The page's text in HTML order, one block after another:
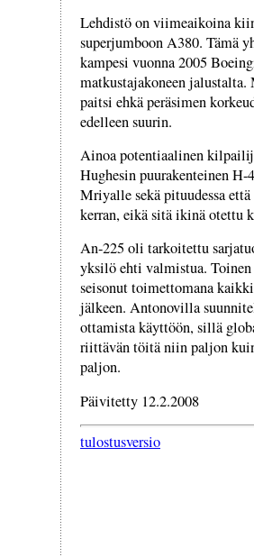
Lehdistö on viimeaikoina
superjumboon A380. Tämä
kampesi vuonna 2005
matkustajakoneen jalustalta.
paitsi ehkä peräsimen
edelleen suurin.
Ainoa potentiaalinen
Hughesin puurakenteinen
Mriyalle sekä pituudessa että
kerran, eikä sitä ikinä otettu
An-225 oli tarkoitettu
yksilö ehti valmistua.
seisonut toimettomana
jälkeen. Antonovilla
ottamista käyttöön, sillä
riittävän töitä niin paljon kuin
paljon.
Päivitetty 12.2.2008
tulostusversio